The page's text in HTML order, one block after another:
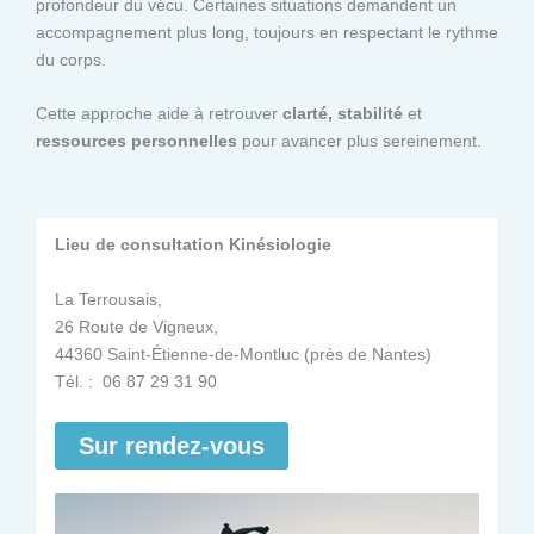
profondeur du vécu. Certaines situations demandent un
accompagnement plus long, toujours en respectant le rythme
du corps.
Cette approche aide à retrouver clarté, stabilité et
ressources personnelles pour avancer plus sereinement.
Lieu de consultation Kinésiologie
La Terrousais,
26 Route de Vigneux,
44360 Saint-Étienne-de-Montluc (près de Nantes)
Tél. : 06 87 29 31 90
Sur rendez-vous